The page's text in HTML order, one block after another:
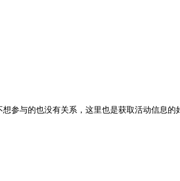
参与的也没有关系，这里也是获取活动信息的